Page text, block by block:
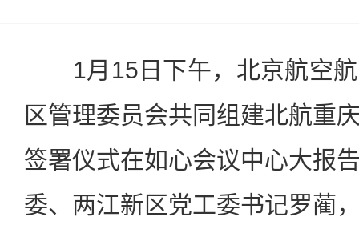
1月15日下午，北京航空航
区管理委员会共同组建北航重
签署仪式在如心会议中心大报
委、两江新区党工委书记罗蔺